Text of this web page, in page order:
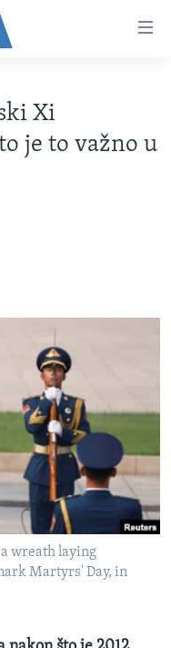
Xi
je to važno u
wreath laying
Martyrs' Day, in